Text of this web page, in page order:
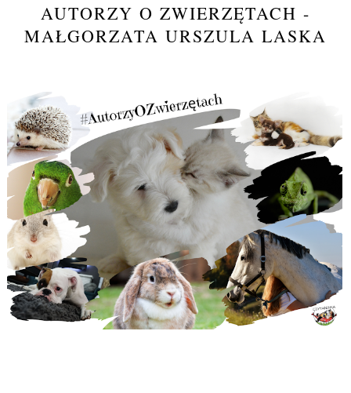
AUTORZY O ZWIERZĘTACH -
MAŁGORZATA URSZULA LASKA